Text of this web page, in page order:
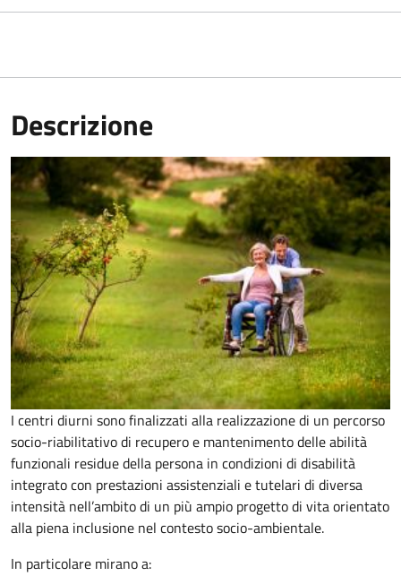
Descrizione
I centri diurni sono finalizzati alla realizzazione di un percorso
socio-riabilitativo di recupero e mantenimento delle abilità
funzionali residue della persona in condizioni di disabilità
integrato con prestazioni assistenziali e tutelari di diversa
intensità nell’ambito di un più ampio progetto di vita orientato
alla piena inclusione nel contesto socio-ambientale.
In particolare mirano a: